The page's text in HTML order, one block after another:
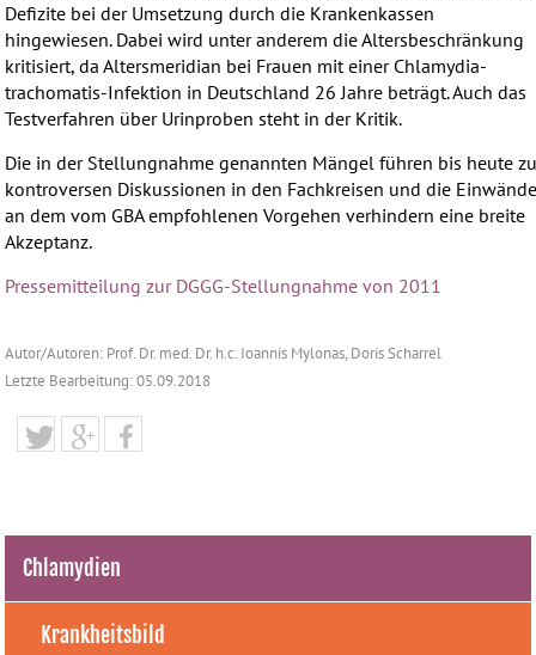
Defizite bei der Umsetzung durch die Krankenkassen
hingewiesen. Dabei wird unter anderem die Altersbeschränkung
kritisiert, da Altersmeridian bei Frauen mit einer Chlamydia-
trachomatis-Infektion in Deutschland 26 Jahre beträgt. Auch das
Testverfahren über Urinproben steht in der Kritik.
Die in der Stellungnahme genannten Mängel führen bis heute
kontroversen Diskussionen in den Fachkreisen und die
an dem vom GBA empfohlenen Vorgehen verhindern eine breite
Akzeptanz.
Pressemitteilung zur DGGG-Stellungnahme von 2011
Autor/Autoren: Prof. Dr. med. Dr. h.c. Ioannis Mylonas, Doris Scharrel
Letzte Bearbeitung: 05.09.2018
Chlamydien
Krankheitsbild